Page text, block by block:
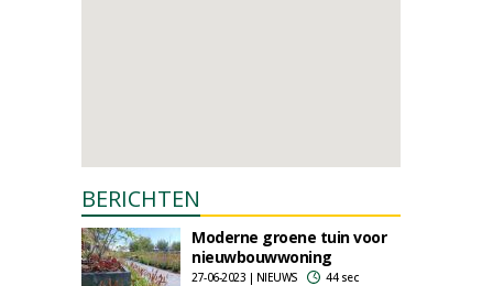
BERICHTEN
Moderne groene tuin voor
nieuwbouwwoning
27-06-2023 | NIEUWS 44 sec